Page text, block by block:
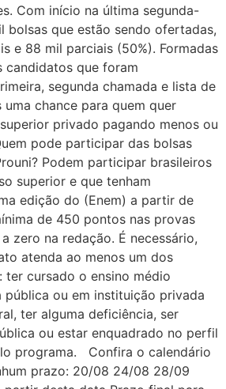
Com início na última segunda-
bolsas que estão sendo ofertadas,
e 88 mil parciais (50%). Formadas
candidatos que foram
segunda chamada e lista de
uma chance para quem quer
privado pagando menos ou
pode participar das bolsas
Podem participar brasileiros
superior e que tenham
edição do (Enem) a partir de
de 450 pontos nas provas
zero na redação. É necessário,
atenda ao menos um dos
ter cursado o ensino médio
ou em instituição privada
ter alguma deficiência, ser
ou estar enquadrado no perfil
programa. Confira o calendário
prazo: 20/08 24/08 28/09